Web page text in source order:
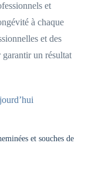
et
à chaque
et des
un résultat
et souches de